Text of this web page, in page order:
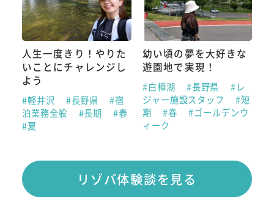
人生一度きり！やりた
いことにチャレンジし
よう
#軽井沢 #長野県
#宿
泊業務全般
#長期
#春
#夏
幼い頃の夢を大好きな
遊園地で実現！
#白樺湖 #長野県
#レ
ジャー施設スタッフ
#短
期
#春
#ゴールデンウ
ィーク
リゾバ体験談を見る